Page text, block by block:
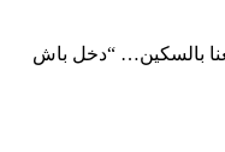
بالسكين… “دخل باش